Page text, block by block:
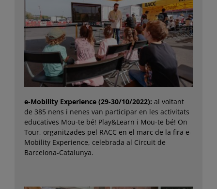
e-Mobility Experience (29-30/10/2022): al voltant
de 385 nens i nenes van participar en les activitats
educatives Mou-te bé! Play&Learn i Mou-te bé! On
Tour, organitzades pel RACC en el marc de la fira e-
Mobility Experience, celebrada al Circuit de
Barcelona-Catalunya.